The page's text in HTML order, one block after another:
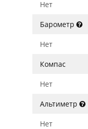
Нет
Барометр
Нет
Компас
Нет
Альтиметр
Нет